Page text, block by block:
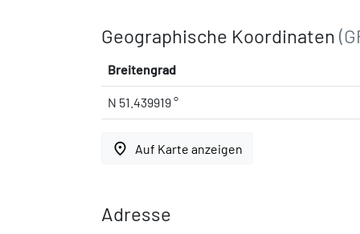
Geographische Koordinaten
Breitengrad
N 51.439919 °
place Auf Karte anzeigen
Adresse